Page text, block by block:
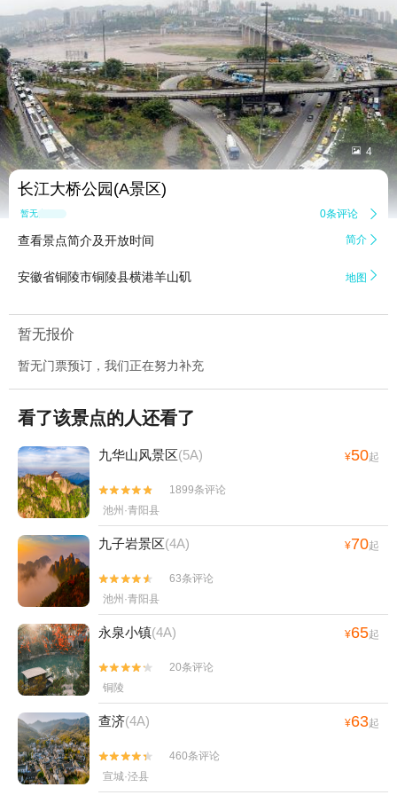
 4
长江大桥公园(A景区)
暂无点评 0条评论 
查看景点简介及开放时间 简介 
安徽省铜陵市铜陵县横港羊山矶 地图 
暂无报价
暂无门票预订，我们正在努力补充
看了该景点的人还看了
九华山风景区(5A) ¥50起


1899条评论
池州·青阳县
九子岩景区(4A) ¥70起


63条评论
池州·青阳县
永泉小镇(4A) ¥65起


20条评论
铜陵
查济(4A) ¥63起


460条评论
宣城·泾县
